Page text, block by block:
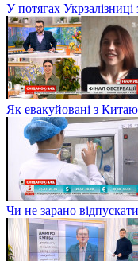
У потягах Укрзалізниці
Як евакуйовані з
Чи не зарано